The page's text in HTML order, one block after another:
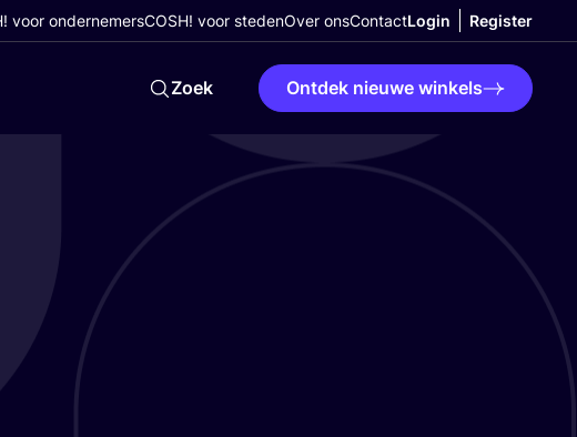
voor ondernemersCOSH! voor stedenOver onsContactLogin Register
Zoek Ontdek nieuwe winkels